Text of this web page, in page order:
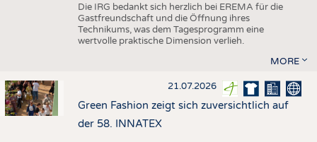
Die IRG bedankt sich herzlich bei EREMA für die
Gastfreundschaft und die Öffnung ihres
Technikums, was dem Tagesprogramm eine
wertvolle praktische Dimension verlieh.
MORE
21.07.2026
Green Fashion zeigt sich zuversichtlich auf
der 58. INNATEX